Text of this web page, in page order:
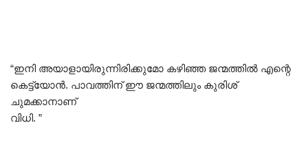
“ഇനി അയാളായിരുന്നിരിക്കുമോ കഴിഞ്ഞ ജന്മത്തിൽ എന്റെ
കെട്ട്യോൻ. പാവത്തിന് ഈ ജന്മത്തിലും കുരിശ്
ചുമക്കാനാണ്
വിധി. ”